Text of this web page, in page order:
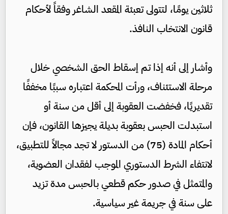
ثلاثين يومًا، لتتولى تعبئة المقعد الشاغر وفقاً لأحكام
قانون الانتخاب النافذ.
وأشار إلى أنه إذا تم إسقاط الحق الشخصي خلال
مرحلة الاستئناف، ورأت المحكمة اعتباره سببًا مخففًا
تقديريًا، فخفضت العقوبة إلى أقل من سنة أو
استبدلت الحبس بعقوبة بديلة يجيزها القانون، فإن
أحكام المادة (75) من الدستور لا تجد مجالاً للتطبيق،
لانتفاء الشرط الدستوري الموجب لفقدان العضوية،
والمتمثل في صدور حكم قطعي بالحبس مدة تزيد
على سنة في جريمة غير سياسية.